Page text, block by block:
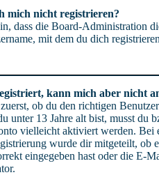
mich nicht registrieren?
dass die Board-Administration
mit dem du dich
kann mich aber nicht
ob du den richtigen
unter 13 Jahre alt bist, musst
vielleicht aktiviert werden. Bei
wurde dir mitgeteilt, ob
eingegeben hast oder die E-